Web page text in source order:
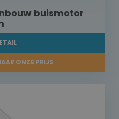
buismotor
ONZE PRIJS